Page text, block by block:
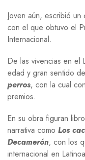
Joven aún, escribió
con el que obtuvo el
Internacional.
De las vivencias en el
edad y gran sentido
perros, con la cual
premios.
En su obra figuran
narrativa como Los
Decamerón, con los
internacional en